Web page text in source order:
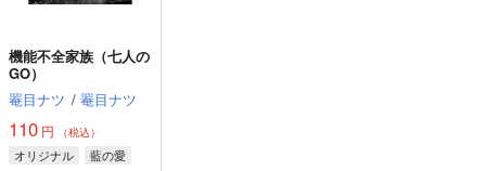
機能不全家族（七人の
GO）
罨目ナツ / 罨目ナツ
110 円 （税込）
オリジナル
藍の愛